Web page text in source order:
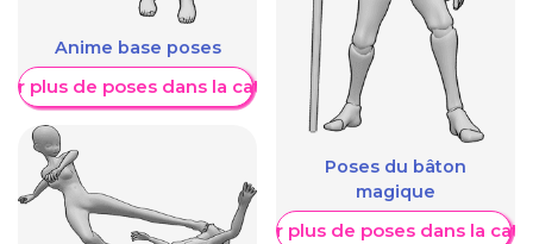
Anime base poses
plus de poses dans la catégorie
Poses du bâton
magique
Afficher plus de poses dans la